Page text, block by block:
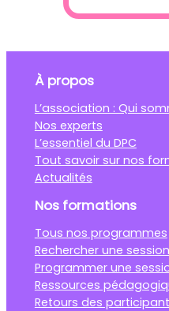
À propos
L’association : Qui
Nos experts
L’essentiel du DPC
Tout savoir sur nos
Actualités
Nos formations
Tous nos programmes
Rechercher une session
Programmer une
Ressources
Retours des